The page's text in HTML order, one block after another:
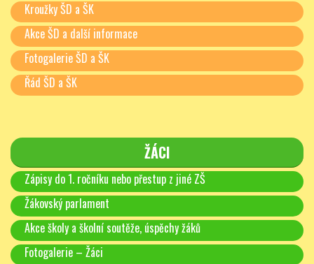
Kroužky ŠD a ŠK
Akce ŠD a další informace
Fotogalerie ŠD a ŠK
Řád ŠD a ŠK
ŽÁCI
Zápisy do 1. ročníku nebo přestup z jiné ZŠ
Žákovský parlament
Akce školy a školní soutěže, úspěchy žáků
Fotogalerie – Žáci